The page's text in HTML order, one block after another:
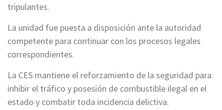
tripulantes.
La unidad fue puesta a disposición ante la autoridad
competente para continuar con los procesos legales
correspondientes.
La CES mantiene el reforzamiento de la seguridad para
inhibir el tráfico y posesión de combustible ilegal en el
estado y combatir toda incidencia delictiva.